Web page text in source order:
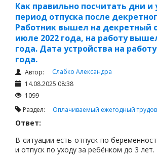
Как правильно посчитать дни и
период отпуска после
Работник вышел на декретный
июле 2022 года, на работу
года. Дата устройства на работу
года.
Автор:
Слабко Александра
14.08.2025 08:38
1099
Раздел: Оплачиваемый ежегодный
Ответ:
В ситуации есть отпуск по
и отпуск по уходу за ребёнком до 3 лет.